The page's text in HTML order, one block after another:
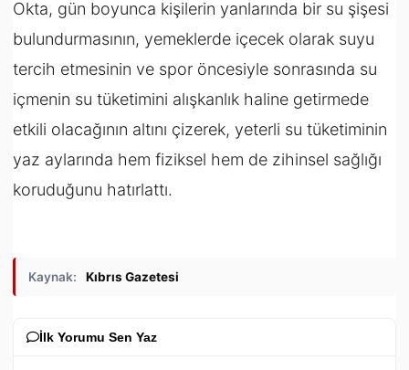
Okta, gün boyunca kişilerin yanlarında bir su şişesi
bulundurmasının, yemeklerde içecek olarak suyu
tercih etmesinin ve spor öncesiyle sonrasında su
içmenin su tüketimini alışkanlık haline getirmede
etkili olacağının altını çizerek, yeterli su tüketiminin
yaz aylarında hem fiziksel hem de zihinsel sağlığı
koruduğunu hatırlattı.
Kaynak: Kıbrıs Gazetesi
İlk Yorumu Sen Yaz